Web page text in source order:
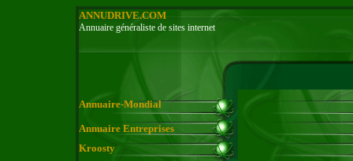
ANNUDRIVE.COM
Annuaire généraliste de sites internet
Annuaire-Mondial
Annuaire Entreprises
Kroosty